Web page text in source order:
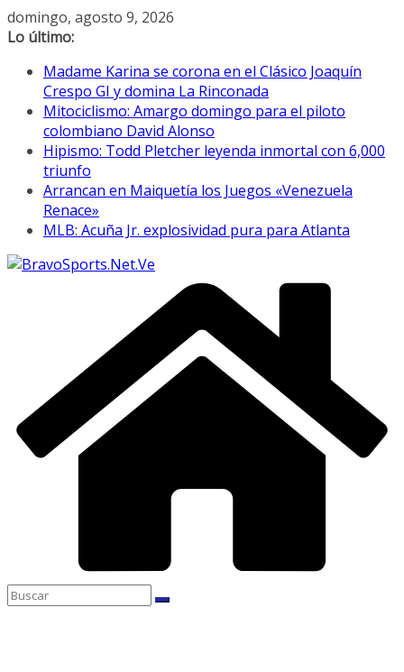
Saltar
al
domingo, agosto 9, 2026
Lo último:
Madame Karina se corona en el Clásico Joaquín
Crespo GI y domina La Rinconada
Mitociclismo: Amargo domingo para el piloto
colombiano David Alonso
Hipismo: Todd Pletcher leyenda inmortal con 6,000
triunfo
Arrancan en Maiquetía los Juegos «Venezuela
Renace»
MLB: Acuña Jr. explosividad pura para Atlanta